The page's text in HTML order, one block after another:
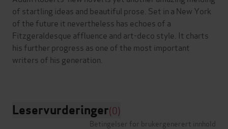
of startling ideas and beautiful prose. Set in a New York
of the future it nevertheless has echoes of a
Fitzgeraldesque affluence and art-deco style. It charts
his further progress as one of the most important
writers of his generation.
Leservurderinger(0)
Betingelser for brukergenerert innhold